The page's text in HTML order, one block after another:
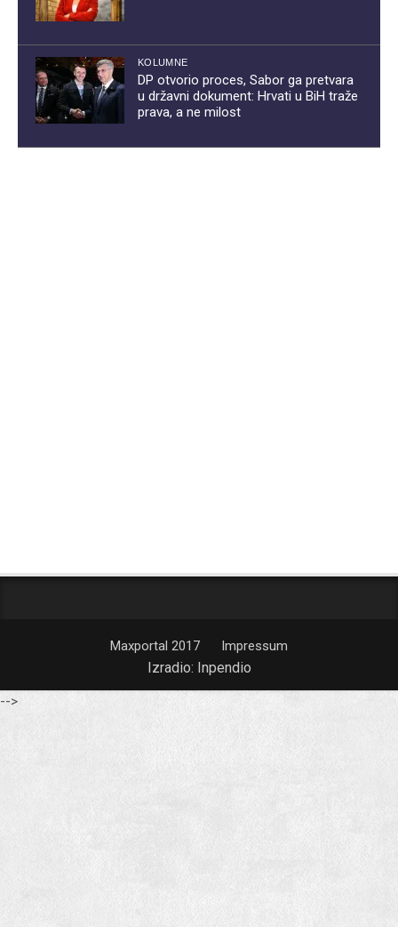
KOLUMNE
DP otvorio proces, Sabor ga pretvara
u državni dokument: Hrvati u BiH traže
prava, a ne milost
Maxportal 2017 Impressum
Izradio: Inpendio
-->